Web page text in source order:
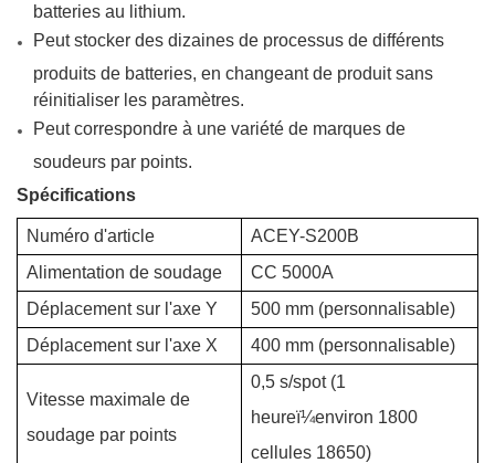
batteries au lithium.
Peut stocker des dizaines de processus de différents
produits de batteries, en changeant de produit sans
réinitialiser les paramètres.
Peut correspondre à une variété de marques de
soudeurs par points.
Spécifications
Numéro d'article
ACEY-S200B
Alimentation de soudage
CC 5000A
Déplacement sur l'axe Y
500 mm (personnalisable)
Déplacement sur l'axe X
400 mm (personnalisable)
Vitesse maximale de
soudage par points
0,5 s/spot (1
heureï¼environ 1800
cellules 18650)